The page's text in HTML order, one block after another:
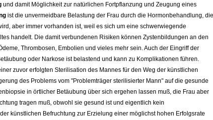
und damit Möglichkeit zur natürlichen Fortpflanzung und Zeugung eines
ist die unvermeidbare Belastung der Frau durch die Hormonbehandlung, die
aber immer vorhanden ist, weil es sich um eine schwerwiegende
handelt. Die damit verbundenen Risiken können Zystenbildungen an den
Thrombosen, Embolien und vieles mehr sein. Auch der Eingriff der
oder Narkose ist belastend und kann zu Komplikationen führen.
zuvor erfolgten Sterilisation des Mannes für den Weg der künstlichen
des Problems vom "Problemträger sterilisierter Mann" auf die gesunde
in örtlicher Betäubung über sich ergehen lassen muß, die Frau aber
tragen muß, obwohl sie gesund ist und eigentlich kein
künstlichen Befruchtung zur Erzielung einer möglichst hohen Erfolgsrate